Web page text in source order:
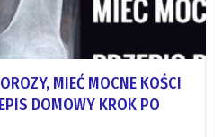
MIEĆ MOCNE KOŚCI
DOMOWY KROK PO